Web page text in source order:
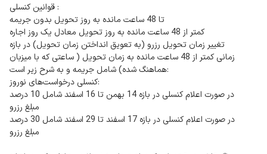
قوانین کنسلی :
تا 48 ساعت مانده به روز تحویل بدون جریمه
کمتر از 48 ساعت مانده به روز تحویل معادل یک روز اجاره
تغییر زمان تحویل رزرو (به تعویق انداختن زمان تحویل) در بازه
زمانی کمتر از 48 ساعت مانده به زمان تحویل ( ساعتی که با میزبان
هماهنگ شده) شامل جریمه و به شرح زیر است:
کنسلی درخواست‌های نوروز:
در صورت اعلام کنسلی در بازه 14 بهمن تا 16 اسفند شامل 10 درصد
مبلغ رزرو
در صورت اعلام کنسلی در بازه 17 اسفند تا 29 اسفند شامل 30 درصد
مبلغ رزرو